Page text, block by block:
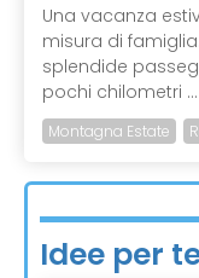
Una vacanza
misura di
splendide
pochi chilometri ...
Montagna Estate
Idee per